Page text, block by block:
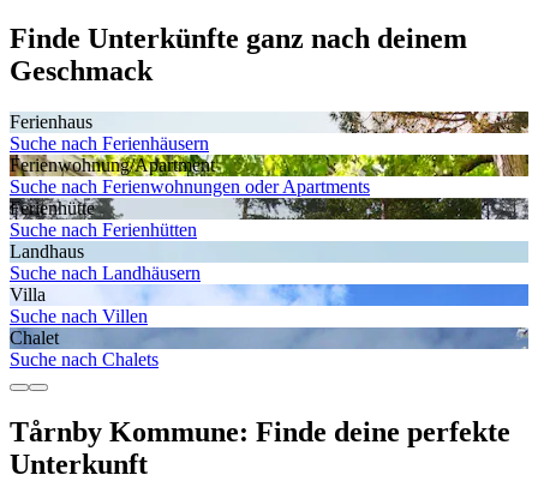
Finde Unterkünfte ganz nach deinem
Geschmack
Ferienhaus
Suche nach Ferienhäusern
Ferienwohnung/Apartment
Suche nach Ferienwohnungen oder Apartments
Ferienhütte
Suche nach Ferienhütten
Landhaus
Suche nach Landhäusern
Villa
Suche nach Villen
Chalet
Suche nach Chalets
Tårnby Kommune: Finde deine perfekte
Unterkunft